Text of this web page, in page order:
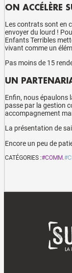
ON ACCÉLÈRE
Les contrats sont en
envoyer du lourd !
Enfants Terribles
vivant comme un
Pas moins de 15
UN
Enfin, nous épaulons
passe par la gestion
accompagnement
La présentation de
Encore un peu de
CATÉGORIES :#COMM.